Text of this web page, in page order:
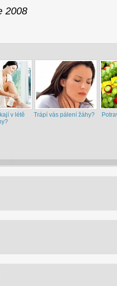
2008
v létě
Trápí vás pálení žáhy?